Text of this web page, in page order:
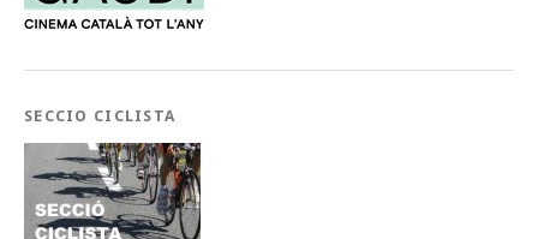
SECCIO CICLISTA